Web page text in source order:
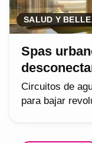
SALUD Y
Spas
Circuitos de
para bajar